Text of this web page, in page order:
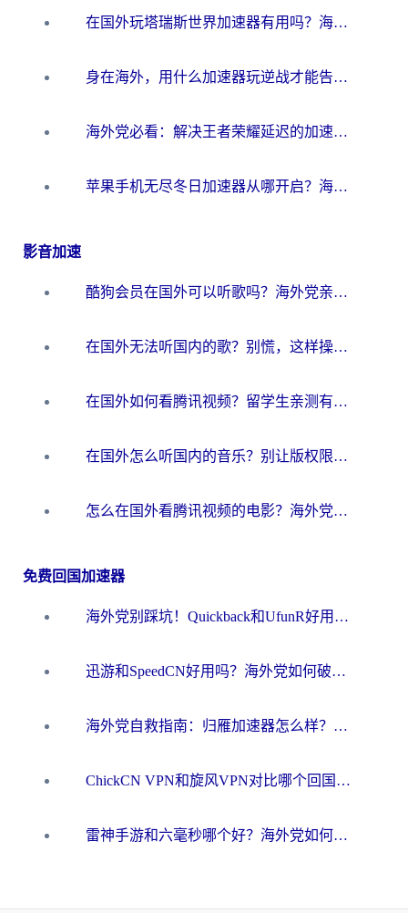
在国外玩塔瑞斯世界加速器有用吗？海外玩家亲测后的真实答案
身在海外，用什么加速器玩逆战才能告别延迟？
海外党必看：解决王者荣耀延迟的加速器终极指南——从EVE到猫和老鼠，一个工具全搞定
苹果手机无尽冬日加速器从哪开启？海外玩家的冬日生存指南
影音加速
酷狗会员在国外可以听歌吗？海外党亲测有效：3步解决音乐权限难题
在国外无法听国内的歌？别慌，这样操作就能畅听QQ音乐（附亲测加速器推荐）
在国外如何看腾讯视频？留学生亲测有效的回国加速方案
在国外怎么听国内的音乐？别让版权限制断了你的华语歌单
怎么在国外看腾讯视频的电影？海外党亲测有效的回国加速指南
免费回国加速器
海外党别踩坑！Quickback和UfunR好用吗？选对回国加速器才能无缝刷国内资源
迅游和SpeedCN好用吗？海外党如何破解那道看不见的墙
海外党自救指南：归雁加速器怎么样？教你避开坑实现国内资源无缝访问
ChickCN VPN和旋风VPN对比哪个回国效果更好？海外用户的选择困境与出路
雷神手游和六毫秒哪个好？海外党如何真正解锁国内资源